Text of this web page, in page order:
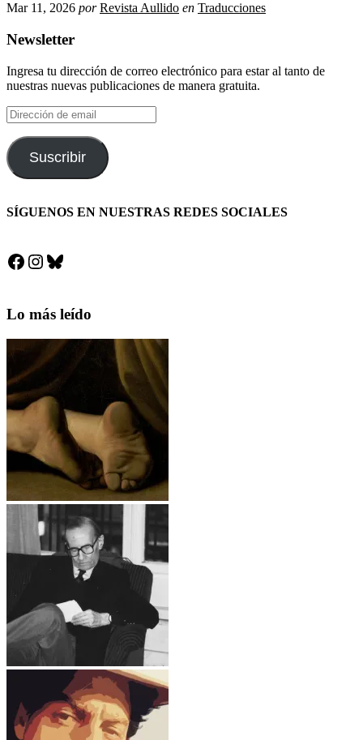
Mar 11, 2026 por Revista Aullido en Traducciones
Newsletter
Ingresa tu dirección de correo electrónico para estar al tanto de
nuestras nuevas publicaciones de manera gratuita.
Dirección
de
email
Suscribir
SÍGUENOS EN NUESTRAS REDES SOCIALES
Facebook
Instagram
Bluesky
Lo más leído